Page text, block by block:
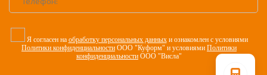
Я согласен на обработку персональных данныхи ознакомлен с условиями
Политики конфиденциальности ООО "Куформ" и условиями Политики
конфиденциальности ООО "Висла"